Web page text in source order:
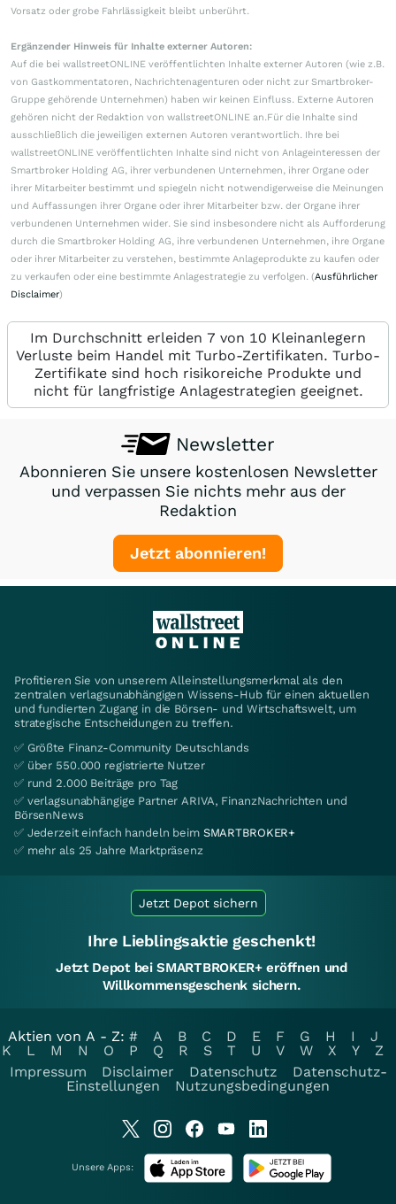
Vorsatz oder grobe Fahrlässigkeit bleibt unberührt.
Ergänzender Hinweis für Inhalte externer Autoren:
Auf die bei wallstreetONLINE veröffentlichten Inhalte externer Autoren (wie z.B.
von Gastkommentatoren, Nachrichtenagenturen oder nicht zur Smartbroker-
Gruppe gehörende Unternehmen) haben wir keinen Einfluss. Externe Autoren
gehören nicht der Redaktion von wallstreetONLINE an.Für die Inhalte sind
ausschließlich die jeweiligen externen Autoren verantwortlich. Ihre bei
wallstreetONLINE veröffentlichten Inhalte sind nicht von Anlageinteressen der
Smartbroker Holding AG, ihrer verbundenen Unternehmen, ihrer Organe oder
ihrer Mitarbeiter bestimmt und spiegeln nicht notwendigerweise die Meinungen
und Auffassungen ihrer Organe oder ihrer Mitarbeiter bzw. der Organe ihrer
verbundenen Unternehmen wider. Sie sind insbesondere nicht als Aufforderung
durch die Smartbroker Holding AG, ihre verbundenen Unternehmen, ihre Organe
oder ihrer Mitarbeiter zu verstehen, bestimmte Anlageprodukte zu kaufen oder
zu verkaufen oder eine bestimmte Anlagestrategie zu verfolgen. (Ausführlicher
Disclaimer)
Im Durchschnitt erleiden 7 von 10 Kleinanlegern
Verluste beim Handel mit Turbo-Zertifikaten. Turbo-
Zertifikate sind hoch risikoreiche Produkte und
nicht für langfristige Anlagestrategien geeignet.
Newsletter
Abonnieren Sie unsere kostenlosen Newsletter
und verpassen Sie nichts mehr aus der
Redaktion
Jetzt abonnieren!
Profitieren Sie von unserem Alleinstellungsmerkmal als den
zentralen verlagsunabhängigen Wissens-Hub für einen aktuellen
und fundierten Zugang in die Börsen- und Wirtschaftswelt, um
strategische Entscheidungen zu treffen.
✅ Größte Finanz-Community Deutschlands
✅ über 550.000 registrierte Nutzer
✅ rund 2.000 Beiträge pro Tag
✅ verlagsunabhängige Partner ARIVA, FinanzNachrichten und
BörsenNews
✅ Jederzeit einfach handeln beim SMARTBROKER+
✅ mehr als 25 Jahre Marktpräsenz
Jetzt Depot sichern
Ihre Lieblingsaktie geschenkt!
Jetzt Depot bei SMARTBROKER+ eröffnen und
Willkommensgeschenk sichern.
Aktien von A - Z: # A B C D E F G H I
J
K
L M N O P Q R S T U V W X Y
Z
Impressum
Disclaimer Datenschutz
Datenschutz-
Einstellungen
Nutzungsbedingungen
Unsere Apps: